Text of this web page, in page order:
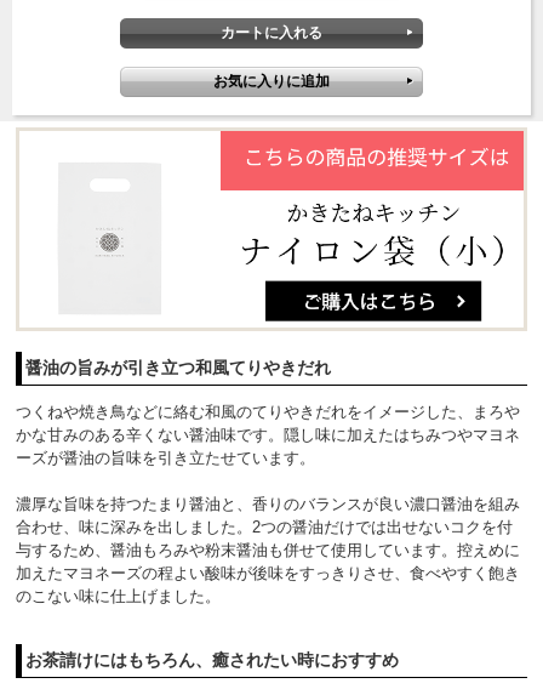
醤油の旨みが引き立つ和風てりやきだれ
つくねや焼き鳥などに絡む和風のてりやきだれをイメージした、まろや
かな甘みのある辛くない醤油味です。隠し味に加えたはちみつやマヨネ
ーズが醤油の旨味を引き立たせています。
濃厚な旨味を持つたまり醤油と、香りのバランスが良い濃口醤油を組み
合わせ、味に深みを出しました。2つの醤油だけでは出せないコクを付
与するため、醤油もろみや粉末醤油も併せて使用しています。控えめに
加えたマヨネーズの程よい酸味が後味をすっきりさせ、食べやすく飽き
のこない味に仕上げました。
お茶請けにはもちろん、癒されたい時におすすめ